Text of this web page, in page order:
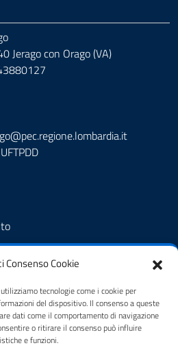
Consenso Cookie
tecnologie come i cookie per
del dispositivo. Il consenso a queste
dati come il comportamento di navigazione
o ritirare il consenso può influire
e funzioni.
Jerago con Orago (VA)